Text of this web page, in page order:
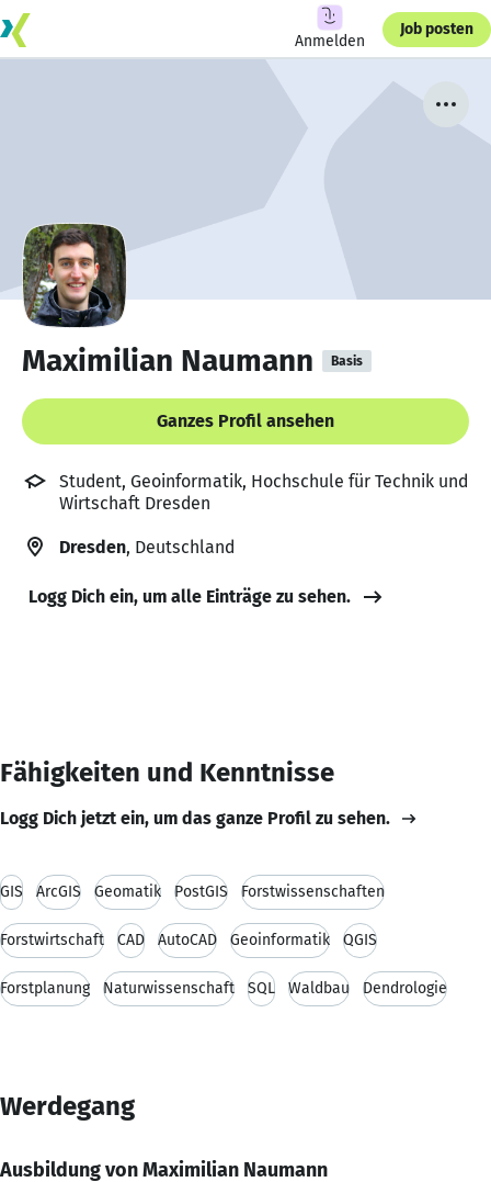
Anmelden
Job posten
Maximilian Naumann Basis
Ganzes Profil ansehen
Student, Geoinformatik, Hochschule für Technik und
Wirtschaft Dresden
Dresden, Deutschland
Logg Dich ein, um alle Einträge zu sehen.
Fähigkeiten und Kenntnisse
Logg Dich jetzt ein, um das ganze Profil zu sehen.
GIS ArcGIS Geomatik PostGIS Forstwissenschaften
Forstwirtschaft CAD AutoCAD Geoinformatik QGIS
Forstplanung Naturwissenschaft SQL Waldbau Dendrologie
Werdegang
Ausbildung von Maximilian Naumann